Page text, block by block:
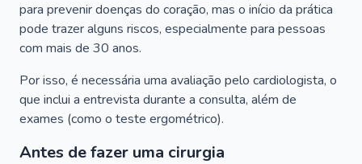
para prevenir doenças do coração, mas o início da prática
pode trazer alguns riscos, especialmente para pessoas
com mais de 30 anos.
Por isso, é necessária uma avaliação pelo cardiologista, o
que inclui a entrevista durante a consulta, além de
exames (como o teste ergométrico).
Antes de fazer uma cirurgia